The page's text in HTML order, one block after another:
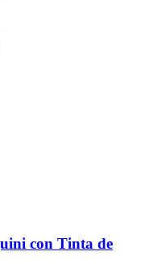
con Tinta de